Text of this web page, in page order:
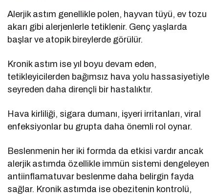
Alerjik astım genellikle polen, hayvan tüyü, ev tozu
akarı gibi alerjenlerle tetiklenir. Genç yaşlarda
başlar ve atopik bireylerde görülür.
Kronik astım ise yıl boyu devam eden,
tetikleyicilerden bağımsız hava yolu hassasiyetiyle
seyreden daha dirençli bir hastalıktır.
Hava kirliliği, sigara dumanı, işyeri irritanları, viral
enfeksiyonlar bu grupta daha önemli rol oynar.
Beslenmenin her iki formda da etkisi vardır ancak
alerjik astımda özellikle immün sistemi dengeleyen
antiinflamatuvar beslenme daha belirgin fayda
sağlar. Kronik astımda ise obezitenin kontrolü,